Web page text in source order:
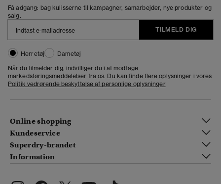
Få adgang: bag kulisserne til kampagner, samarbejder, nye produkter og
salg.
TILMELD DIG
Herretøj
Dametøj
Når du tilmelder dig, indvilliger du i at modtage
markedsføringsmeddelelser fra os. Du kan finde flere oplysninger i vores
Politik vedrørende beskyttelse af personlige oplysninger
Online shopping
Kundeservice
Superdry-brandet
Information